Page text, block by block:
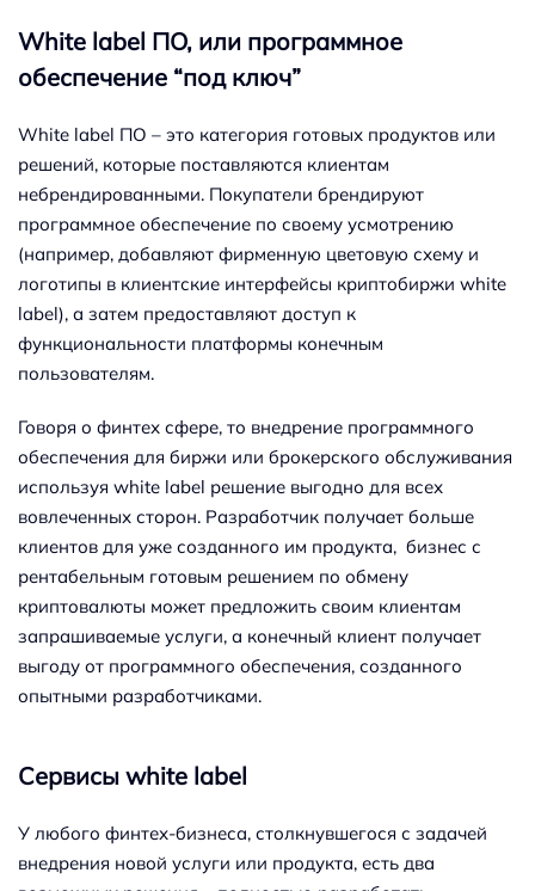
White label ПО, или программное
обеспечение “под ключ”
White label ПО – это категория готовых продуктов или
решений, которые поставляются клиентам
небрендированными. Покупатели брендируют
программное обеспечение по своему усмотрению
(например, добавляют фирменную цветовую схему и
логотипы в клиентские интерфейсы криптобиржи white
label), а затем предоставляют доступ к
функциональности платформы конечным
пользователям.
Говоря о финтех сфере, то внедрение программного
обеспечения для биржи или брокерского обслуживания
используя white label решение выгодно для всех
вовлеченных сторон. Разработчик получает больше
клиентов для уже созданного им продукта, бизнес с
рентабельным готовым решением по обмену
криптовалюты может предложить своим клиентам
запрашиваемые услуги, а конечный клиент получает
выгоду от программного обеспечения, созданного
опытными разработчиками.
Сервисы white label
У любого финтех-бизнеса, столкнувшегося с задачей
внедрения новой услуги или продукта, есть два